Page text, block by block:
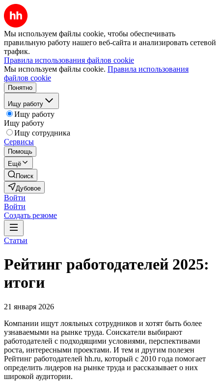
Мы используем файлы cookie, чтобы обеспечивать
правильную работу нашего веб-сайта и анализировать сетевой
трафик.
Правила использования файлов cookie
Мы используем файлы cookie. Правила использования
файлов cookie
Понятно
Ищу работу
Ищу работу
Ищу работу
Ищу сотрудника
Сервисы
Помощь
Ещё
Поиск
Дубовое
Войти
Войти
Создать резюме
Статьи
Рейтинг работодателей 2025:
итоги
21 января 2026
Компании ищут лояльных сотрудников и хотят быть более
узнаваемыми на рынке труда. Соискатели выбирают
работодателей с подходящими условиями, перспективами
роста, интересными проектами. И тем и другим полезен
Рейтинг работодателей hh.ru, который с 2010 года помогает
определить лидеров на рынке труда и рассказывает о них
широкой аудитории.